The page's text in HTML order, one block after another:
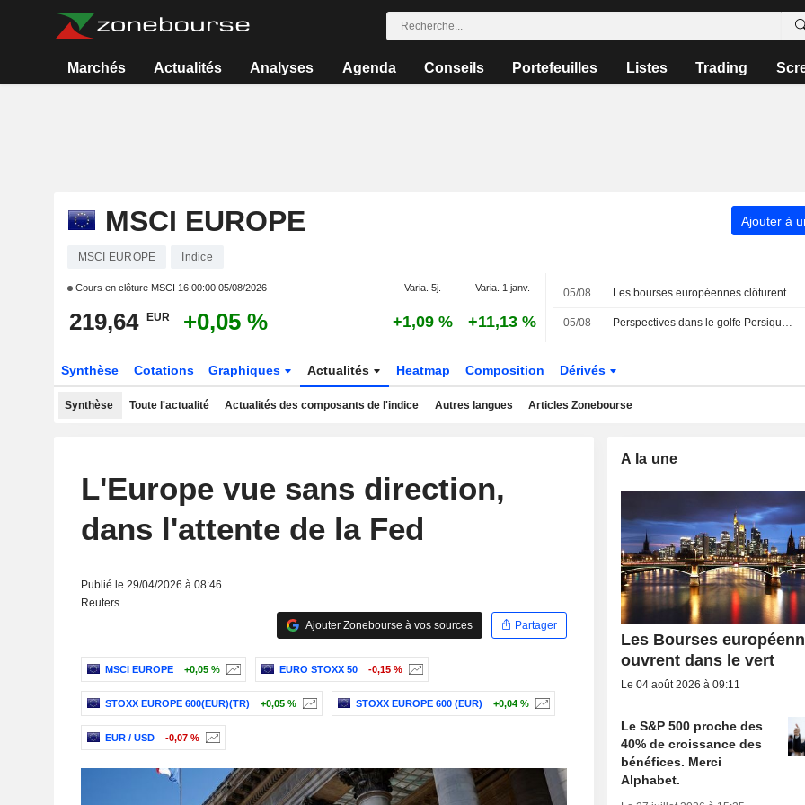
Marchés Actualités Analyses Agenda Conseils Portefeuilles Listes Trading
MSCI EUROPE Ajouter à
MSCI EUROPE Indice
Cours en clôture MSCI 16:00:00 05/08/2026 Varia. 5j. Varia. 1 janv.
219,64 EUR +0,05 % +1,09 % +11,13 %
05/08 Les bourses européennes clôturent majoritairement en hausse mercredi, les investisseurs attentifs aux développements au Moyen-Orient
05/08 Perspectives dans le golfe Persique et valorisations élevées pèsent sur les bourses européennes à la mi-journée
Synthèse Cotations Graphiques Actualités Heatmap Composition Dérivés
Synthèse Toute l'actualité Actualités des composants de l'indice Autres langues Articles Zonebourse
L'Europe vue sans direction,
dans l'attente de la Fed
Publié le 29/04/2026 à 08:46
Reuters
Ajouter Zonebourse à vos sources
Partager
MSCI EUROPE +0,05 % EURO STOXX 50 -0,15 %
STOXX EUROPE 600(EUR)(TR) +0,05 % STOXX EUROPE 600 (EUR) +0,04 %
EUR / USD -0,07 %
A la une
Les Bourses
ouvrent dans le vert
Le 04 août 2026 à 09:11
Le S&P 500 proche des
40% de croissance des
bénéfices. Merci
Alphabet.